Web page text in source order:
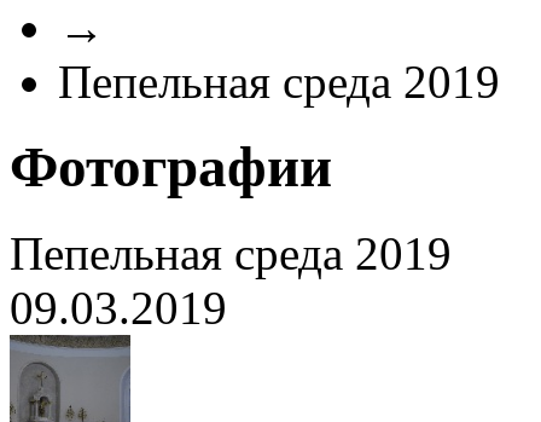
→
Пепельная среда 2019
Фотографии
Пепельная среда 2019
09.03.2019